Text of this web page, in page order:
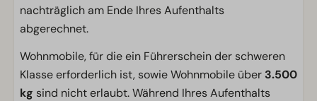
nachträglich am Ende Ihres Aufenthalts
abgerechnet.
Wohnmobile, für die ein Führerschein der schweren
Klasse erforderlich ist, sowie Wohnmobile über 3.500
kg sind nicht erlaubt. Während Ihres Aufenthalts